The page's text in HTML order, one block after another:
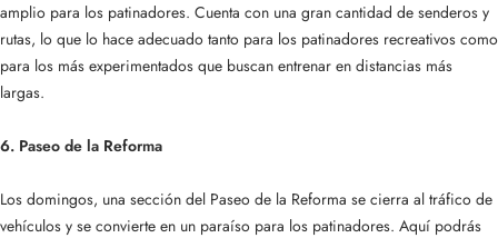
amplio para los patinadores. Cuenta con una gran cantidad de senderos y
rutas, lo que lo hace adecuado tanto para los patinadores recreativos como
para los más experimentados que buscan entrenar en distancias más
largas.
6. Paseo de la Reforma
Los domingos, una sección del Paseo de la Reforma se cierra al tráfico de
vehículos y se convierte en un paraíso para los patinadores. Aquí podrás